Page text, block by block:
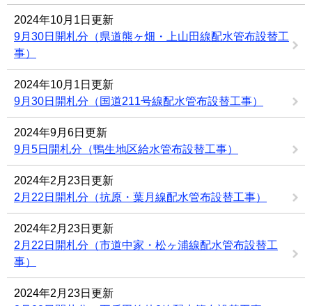
2024年10月1日更新
9月30日開札分（県道熊ヶ畑・上山田線配水管布設替工
事）
2024年10月1日更新
9月30日開札分（国道211号線配水管布設替工事）
2024年9月6日更新
9月5日開札分（鴨生地区給水管布設替工事）
2024年2月23日更新
2月22日開札分（抗原・葉月線配水管布設替工事）
2024年2月23日更新
2月22日開札分（市道中家・松ヶ浦線配水管布設替工
事）
2024年2月23日更新